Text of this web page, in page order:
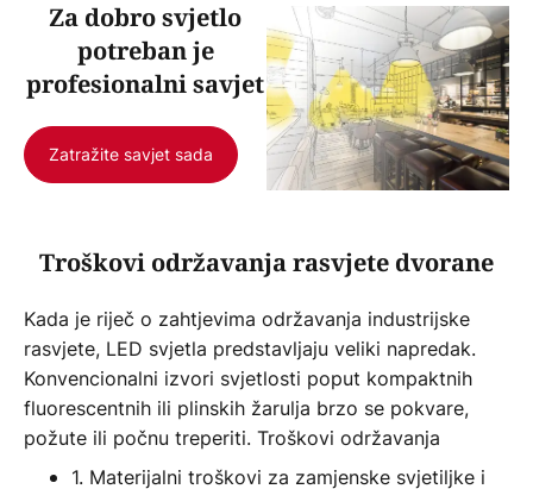
Za dobro svjetlo
potreban je
profesionalni savjet
Zatražite savjet sada
Troškovi održavanja rasvjete dvorane
Kada je riječ o zahtjevima održavanja industrijske
rasvjete, LED svjetla predstavljaju veliki napredak.
Konvencionalni izvori svjetlosti poput kompaktnih
fluorescentnih ili plinskih žarulja brzo se pokvare,
požute ili počnu treperiti. Troškovi održavanja
1. Materijalni troškovi za zamjenske svjetiljke i